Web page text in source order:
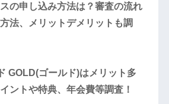
の申し込み方法は？審査の流れ
法、メリットデメリットも調
GOLD(ゴールド)はメリット多
ントや特典、年会費等調査！